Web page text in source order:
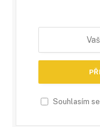
Souhlasím se